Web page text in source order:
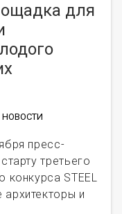
для
НОВОСТИ
пресс-
третьего
конкурса STEEL
архитекторы и